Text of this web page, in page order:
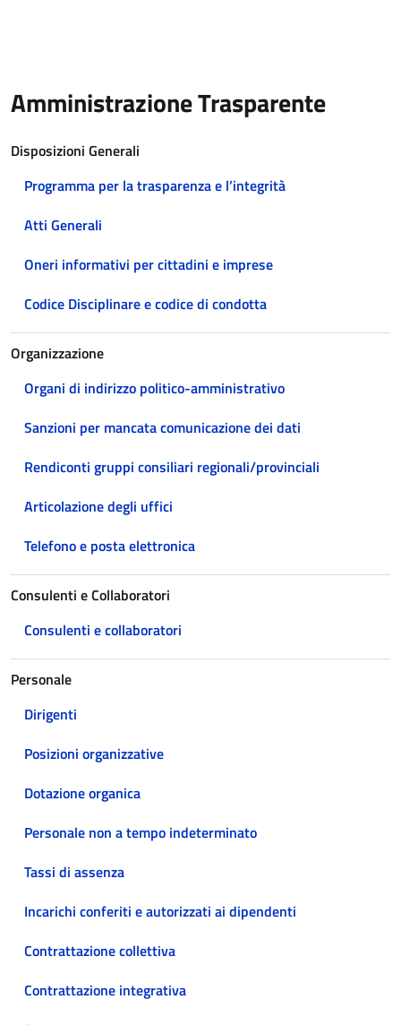
Amministrazione Trasparente
Disposizioni Generali
Programma per la trasparenza e l’integrità
Atti Generali
Oneri informativi per cittadini e imprese
Codice Disciplinare e codice di condotta
Organizzazione
Organi di indirizzo politico-amministrativo
Sanzioni per mancata comunicazione dei dati
Rendiconti gruppi consiliari regionali/provinciali
Articolazione degli uffici
Telefono e posta elettronica
Consulenti e Collaboratori
Consulenti e collaboratori
Personale
Dirigenti
Posizioni organizzative
Dotazione organica
Personale non a tempo indeterminato
Tassi di assenza
Incarichi conferiti e autorizzati ai dipendenti
Contrattazione collettiva
Contrattazione integrativa